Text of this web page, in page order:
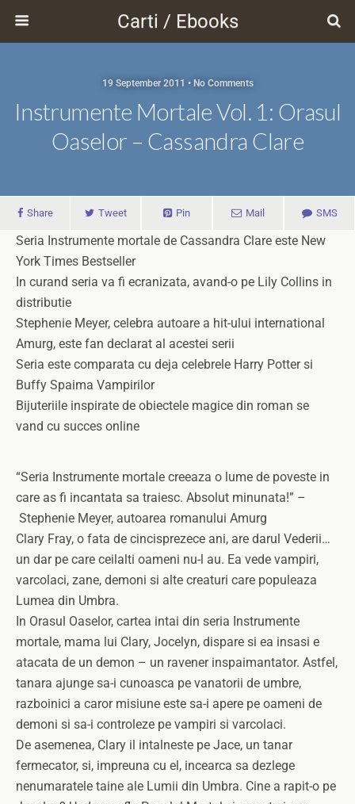
Carti / Ebooks
19 September 2011 • No Comments
Instrumente Mortale Vol. 1: Orasul
Oaselor – Cassandra Clare
Share Tweet Pin Mail SMS
Seria Instrumente mortale de Cassandra Clare este New
York Times Bestseller
In curand seria va fi ecranizata, avand-o pe Lily Collins in
distributie
Stephenie Meyer, celebra autoare a hit-ului international
Amurg, este fan declarat al acestei serii
Seria este comparata cu deja celebrele Harry Potter si
Buffy Spaima Vampirilor
Bijuteriile inspirate de obiectele magice din roman se
vand cu succes online
“Seria Instrumente mortale creeaza o lume de poveste in
care as fi incantata sa traiesc. Absolut minunata!” –
Stephenie Meyer, autoarea romanului Amurg
Clary Fray, o fata de cincisprezece ani, are darul Vederii…
un dar pe care ceilalti oameni nu-l au. Ea vede vampiri,
varcolaci, zane, demoni si alte creaturi care populeaza
Lumea din Umbra.
In Orasul Oaselor, cartea intai din seria Instrumente
mortale, mama lui Clary, Jocelyn, dispare si ea insasi e
atacata de un demon – un ravener inspaimantator. Astfel,
tanara ajunge sa-i cunoasca pe vanatorii de umbre,
razboinici a caror misiune este sa-i apere pe oameni de
demoni si sa-i controleze pe vampiri si varcolaci.
De asemenea, Clary il intalneste pe Jace, un tanar
fermecator, si, impreuna cu el, incearca sa dezlege
nenumaratele taine ale Lumii din Umbra. Cine a rapit-o pe